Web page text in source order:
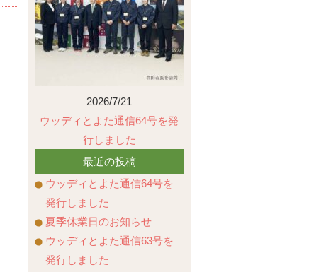
2026/7/21
ウッディとよた通信64号を発
行しました
最近の投稿
ウッディとよた通信64号を
発行しました
夏季休業日のお知らせ
ウッディとよた通信63号を
発行しました